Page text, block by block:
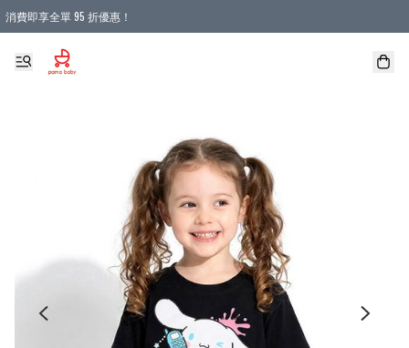
消費即享全單 95 折優惠！
購物滿 HKD 900.00即享免運費優惠！（適用於 本地送貨、本地取貨 )